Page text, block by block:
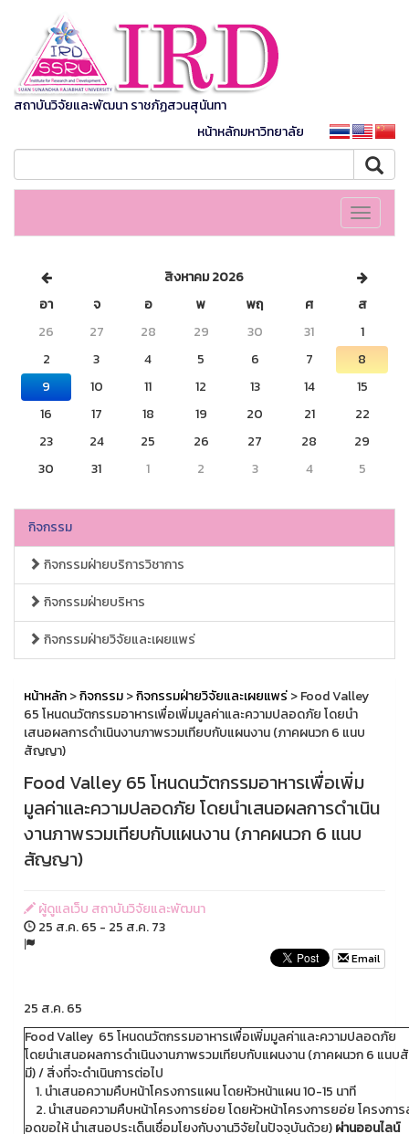
สถาบันวิจัยและพัฒนา ราชภัฏสวนสุนันทา
หน้าหลักมหาวิทยาลัย
Toggle
สิงหาคม 2026
อา
จ อ พ พฤ ศ
ส
26
27 28 29 30 31
1
2
3 4 5 6 7
8
9
10 11 12 13 14
15
16
17 18 19 20 21
22
23
24 25 26 27 28
29
30
31 1 2 3 4 5
กิจกรรม
กิจกรรมฝ่ายบริการวิชาการ
กิจกรรมฝ่ายบริหาร
กิจกรรมฝ่ายวิจัยและเผยแพร่
หน้าหลัก>กิจกรรม>กิจกรรมฝ่ายวิจัยและเผยแพร่> Food Valley
65 โหนดนวัตกรรมอาหารเพื่อเพิ่มมูลค่าและความปลอดภัย โดยนำ
เสนอผลการดำเนินงานภาพรวมเทียบกับแผนงาน (ภาคผนวก 6 แนบ
สัญญา)
Food Valley 65 โหนดนวัตกรรมอาหารเพื่อเพิ่ม
มูลค่าและความปลอดภัย โดยนำเสนอผลการดำเนิน
งานภาพรวมเทียบกับแผนงาน (ภาคผนวก 6 แนบ
สัญญา)
ผู้ดูแลเว็บ สถาบันวิจัยและพัฒนา
25 ส.ค. 65 - 25 ส.ค. 73
Email
25 ส.ค. 65
Food Valley 65 โหนดนวัตกรรมอาหารเพื่อเพิ่มมูลค่าและความปลอดภัย
โดยนำเสนอผลการดำเนินงานภาพรวมเทียบกับแผนงาน (ภาคผนวก 6 แ
มี) / สิ่งที่จะดำเนินการต่อไป
1. นำเสนอความคืบหน้าโครงการแผน โดยหัวหน้าแผน 10-15 นาที
2. นำเสนอความคืบหน้าโครงการย่อย โดยหัวหน้าโครงการยอ่ย โครงกา
อดขอให้ นำเสนอประเด็นเชื่อมโยงกับงานวิจัยในปัจจุบันด้วย)ผ่านออนไลน์